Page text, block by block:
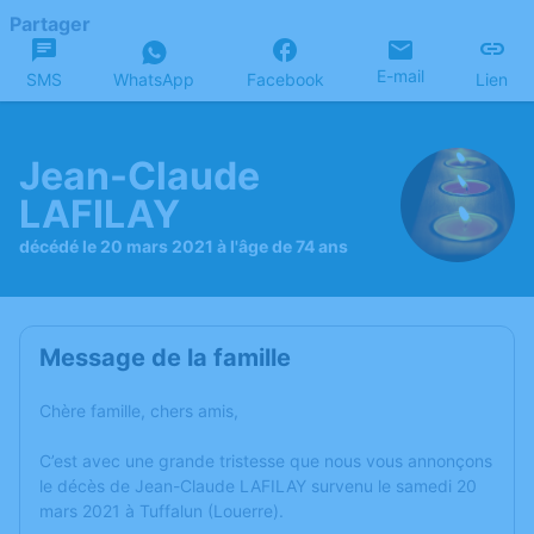
Partager
SMS WhatsApp Facebook E-mail Lien
Jean-Claude
LAFILAY
décédé le 20 mars 2021 à l'âge de 74 ans
Message de la famille
Chère famille, chers amis,
C’est avec une grande tristesse que nous vous annonçons
le décès de Jean-Claude LAFILAY survenu le samedi 20
mars 2021 à Tuffalun (Louerre).